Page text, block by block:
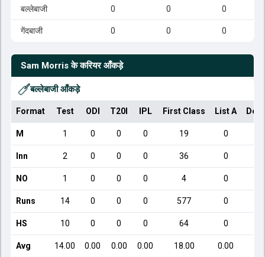
बल्लेबाजी 0 0 0
गेंदबाजी 0 0 0
Sam Morris के करियर आँकड़े
बल्लेबाजी आँकड़े
Format Test ODI T20I IPL First Class List A
M 1 0 0 0 19 0
Inn 2 0 0 0 36 0
NO 1 0 0 0 4 0
Runs 14 0 0 0 577 0
HS 10 0 0 0 64 0
Avg 14.00 0.00 0.00 0.00 18.00 0.00